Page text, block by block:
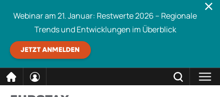
Webinar am 21. Januar: Restwerte 2026 – Regionale
Trends und Entwicklungen im Überblick
JETZT ANMELDEN